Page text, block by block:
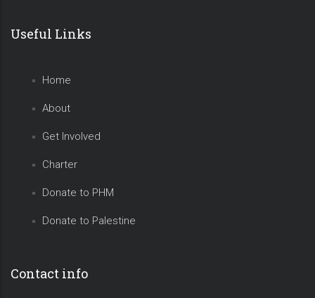
Useful Links
Home
About
Get Involved
Charter
Donate to PHM
Donate to Palestine
Contact info